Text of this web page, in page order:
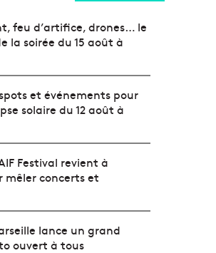
feu d’artifice, drones… le
la soirée du 15 août à
et événements pour
solaire du 12 août à
Festival revient à
mêler concerts et
lance un grand
ouvert à tous